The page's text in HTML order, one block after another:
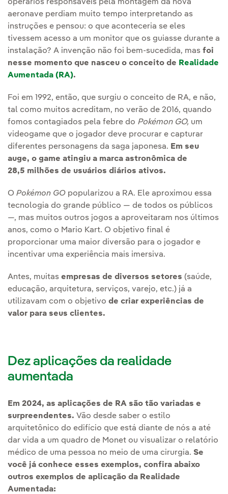
operários responsáveis pela montagem da nova
aeronave perdiam muito tempo interpretando as
instruções e pensou: o que aconteceria se eles
tivessem acesso a um monitor que os guiasse durante a
instalação? A invenção não foi bem-sucedida, mas foi
nesse momento que nasceu o conceito de Realidade
Aumentada (RA).
Foi em 1992, então, que surgiu o conceito de RA, e não,
tal como muitos acreditam, no verão de 2016, quando
fomos contagiados pela febre do Pokémon GO, um
videogame que o jogador deve procurar e capturar
diferentes personagens da saga japonesa. Em seu
auge, o game atingiu a marca astronômica de
28,5 milhões de usuários diários ativos.
O Pokémon GO popularizou a RA. Ele aproximou essa
tecnologia do grande público — de todos os públicos
—, mas muitos outros jogos a aproveitaram nos últimos
anos, como o Mario Kart. O objetivo final é
proporcionar uma maior diversão para o jogador e
incentivar uma experiência mais imersiva.
Antes, muitas empresas de diversos setores (saúde,
educação, arquitetura, serviços, varejo, etc.) já a
utilizavam com o objetivo de criar experiências de
valor para seus clientes.
Dez aplicações da realidade
aumentada
Em 2024, as aplicações de RA são tão variadas e
surpreendentes. Vão desde saber o estilo
arquitetônico do edifício que está diante de nós a até
dar vida a um quadro de Monet ou visualizar o relatório
médico de uma pessoa no meio de uma cirurgia. Se
você já conhece esses exemplos, confira abaixo
outros exemplos de aplicação da Realidade
Aumentada: